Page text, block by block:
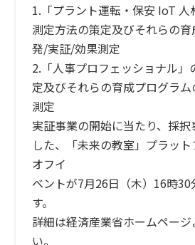
1.「プラント運転・保安 IoT
測定方法の策定及びそれらの
発/実証/効果測定
2.「人事プロフェッショナル」
定及びそれらの育成プログラ
測定
実証事業の開始に当たり、採
した、「未来の教室」プラッ
オフイ
ベントが7月26日（木）16時30
す。
詳細は経済産業省ホームペー
い。